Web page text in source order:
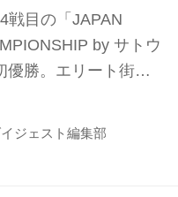
戦目の「JAPAN
by サトウ
優勝。エリート街道
えた片岡尚之だった
いと、蓄積されるシ
ジェスト編集部